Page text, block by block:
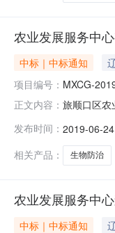
农业发展服务中
中标｜中标通知
项目编号： MXCG-
正文内容： 旅顺口区农
服务中心有
限公司地址
发布时间： 2019-06-24
相关产品：
生物防治
农业发展服务中
中标｜中标通知